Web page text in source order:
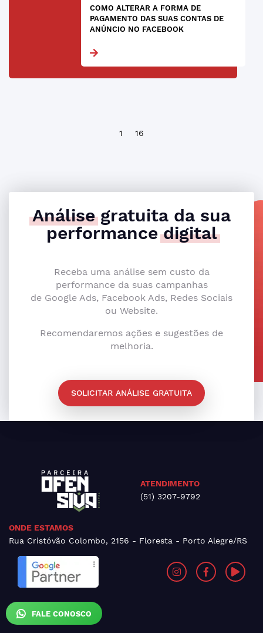
FALE CONOSCO
COMO ALTERAR A FORMA DE
PAGAMENTO DAS SUAS CONTAS DE
ANÚNCIO NO FACEBOOK
1 16
Análisegratuita da sua
performancedigital
Receba uma análise sem custo da
performance da suas campanhas
de Google Ads, Facebook Ads, Redes Sociais
ou Website.
Recomendaremos ações e sugestões de
melhoria.
SOLICITAR ANÁLISE GRATUITA
ATENDIMENTO
(51) 3207-9792
ONDE ESTAMOS
Rua Cristóvão Colombo, 2156 - Floresta - Porto Alegre/RS